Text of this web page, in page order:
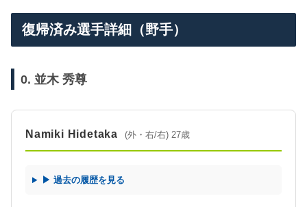
復帰済み選手詳細（野手）
0. 並木 秀尊
Namiki Hidetaka (外・右/右) 27歳
▶ 過去の履歴を見る